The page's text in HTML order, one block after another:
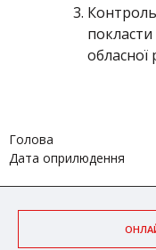
Голова
Дата оприлюдення